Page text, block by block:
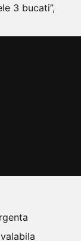
3 bucati”,